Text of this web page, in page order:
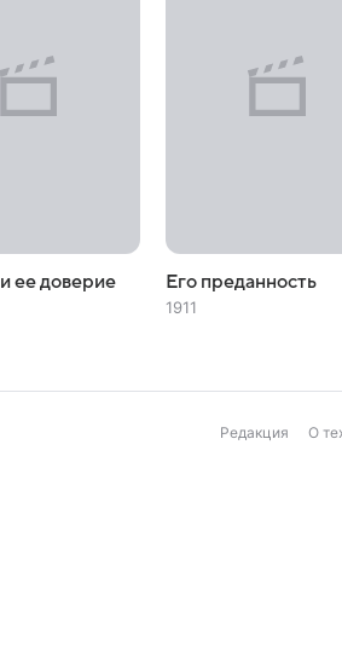
ее доверие Его преданность
1911
Редакция О